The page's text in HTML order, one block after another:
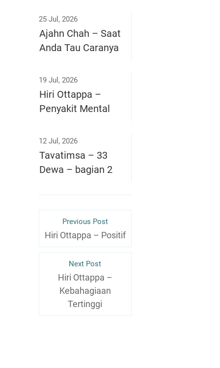
25 Jul, 2026
Ajahn Chah – Saat
Anda Tau Caranya
19 Jul, 2026
Hiri Ottappa –
Penyakit Mental
12 Jul, 2026
Tavatimsa – 33
Dewa – bagian 2
Previous Post
Hiri Ottappa – Positif
Next Post
Hiri Ottappa –
Kebahagiaan
Tertinggi